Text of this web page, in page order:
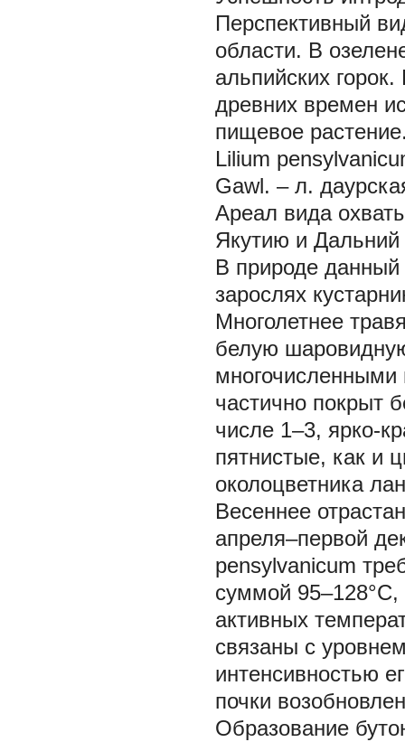
Перспективный
области. В
альпийских
древних времен
пищевое
Lilium
Gawl. – л.
Ареал вида
Якутию и
В природе данный
зарослях
Многолетнее
белую
частично покрыт
числе 1–3, ярко-
пятнистые, как и
околоцветника
Весеннее
апреля–первой
pensylvanicum
суммой
активных
связаны с
интенсивностью
почки
Образование